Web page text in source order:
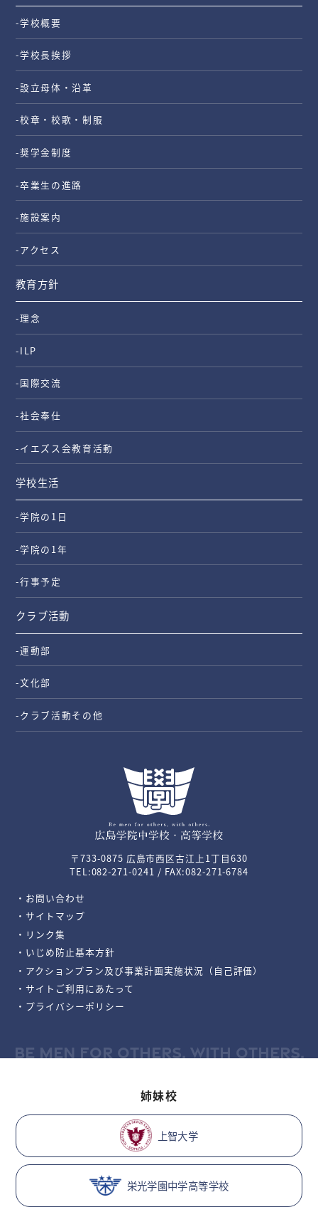
〒733-0875 広島市西区古江上1丁目630
TEL:082-271-0241 / FAX:082-271-6784
・お問い合わせ
・サイトマップ
・リンク集
・いじめ防止基本方針
・アクションプラン及び事業計画実施状況（自己評価）
・サイトご利用にあたって
・プライバシーポリシー
-学校概要
-学校長挨拶
-設立母体・沿革
-校章・校歌・制服
-奨学金制度
-卒業生の進路
-施設案内
-アクセス
教育方針
-理念
-ILP
-国際交流
-社会奉仕
-イエズス会教育活動
学校生活
-学院の1日
-学院の1年
-行事予定
クラブ活動
-運動部
-文化部
-クラブ活動その他
BE MEN FOR OTHERS, WITH OTHERS.
姉妹校
上智大学
栄光学園中学高等学校